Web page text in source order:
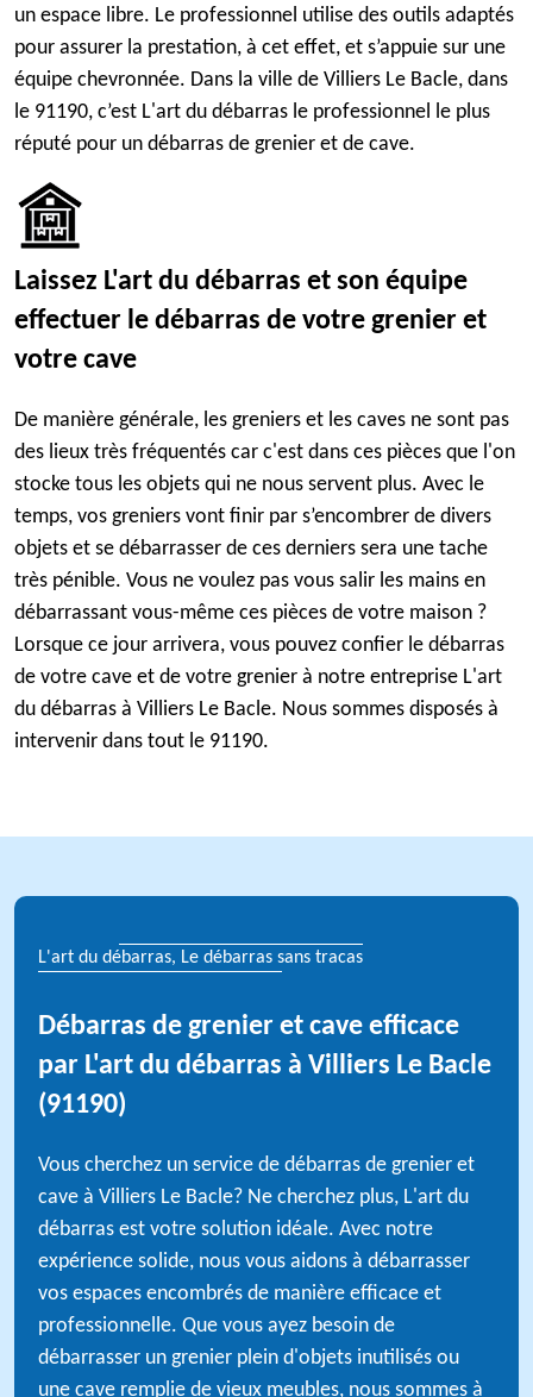
un espace libre. Le professionnel utilise des outils adaptés
pour assurer la prestation, à cet effet, et s’appuie sur une
équipe chevronnée. Dans la ville de Villiers Le Bacle, dans
le 91190, c’est L'art du débarras le professionnel le plus
réputé pour un débarras de grenier et de cave.
Laissez L'art du débarras et son équipe
effectuer le débarras de votre grenier et
votre cave
De manière générale, les greniers et les caves ne sont pas
des lieux très fréquentés car c'est dans ces pièces que l'on
stocke tous les objets qui ne nous servent plus. Avec le
temps, vos greniers vont finir par s’encombrer de divers
objets et se débarrasser de ces derniers sera une tache
très pénible. Vous ne voulez pas vous salir les mains en
débarrassant vous-même ces pièces de votre maison ?
Lorsque ce jour arrivera, vous pouvez confier le débarras
de votre cave et de votre grenier à notre entreprise L'art
du débarras à Villiers Le Bacle. Nous sommes disposés à
intervenir dans tout le 91190.
L'art du débarras, Le débarras sans tracas
Débarras de grenier et cave efficace
par L'art du débarras à Villiers Le Bacle
(91190)
Vous cherchez un service de débarras de grenier et
cave à Villiers Le Bacle? Ne cherchez plus, L'art du
débarras est votre solution idéale. Avec notre
expérience solide, nous vous aidons à débarrasser
vos espaces encombrés de manière efficace et
professionnelle. Que vous ayez besoin de
débarrasser un grenier plein d'objets inutilisés ou
une cave remplie de vieux meubles, nous sommes à